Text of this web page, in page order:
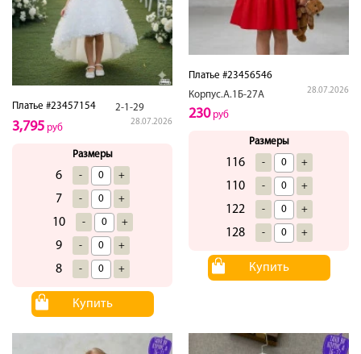
Платье #23457154 2-1-29
28.07.2026
3,795 руб
Размеры
6 - +
7 - +
10 - +
9 - +
8 - +
Купить
Платье #23456546
Корпус.А.1Б-27А
28.07.2026
230руб
Размеры
116 - +
110 - +
122 - +
128 - +
Купить